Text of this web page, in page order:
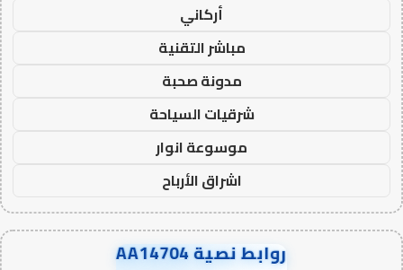
أركاني
مباشر التقنية
مدونة صحبة
شرقيات السياحة
موسوعة انوار
اشراق الأرباح
روابط نصية AA14704